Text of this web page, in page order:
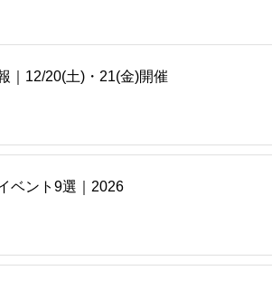
｜12/20(土)・21(金)開催
ベント9選｜2026